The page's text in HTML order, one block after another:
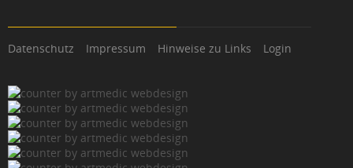
Datenschutz Impressum Hinweise zu Links Login